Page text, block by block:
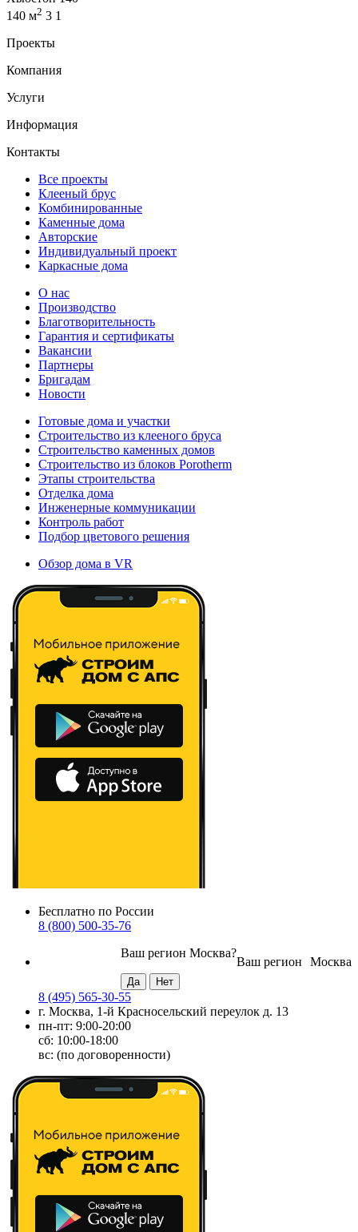
140 м2 3 1
Проекты
Компания
Услуги
Информация
Контакты
Все проекты
Клееный брус
Комбинированные
Каменные дома
Авторские
Индивидуальный проект
Каркасные дома
О нас
Производство
Благотворительность
Гарантия и сертификаты
Вакансии
Партнеры
Бригадам
Новости
Готовые дома и участки
Строительство из клееного бруса
Строительство каменных домов
Строительство из блоков Porotherm
Этапы строительства
Отделка дома
Инженерные коммуникации
Контроль работ
Подбор цветового решения
Обзор дома в VR
Бесплатно по России
8 (800) 500-35-76
Москва
Ваш регион
Ваш регион Москва?
8 (495) 565-30-55
г. Москва, 1-й Красносельский переулок д. 13
пн-пт: 9:00-20:00
сб: 10:00-18:00
вс: (по договоренности)